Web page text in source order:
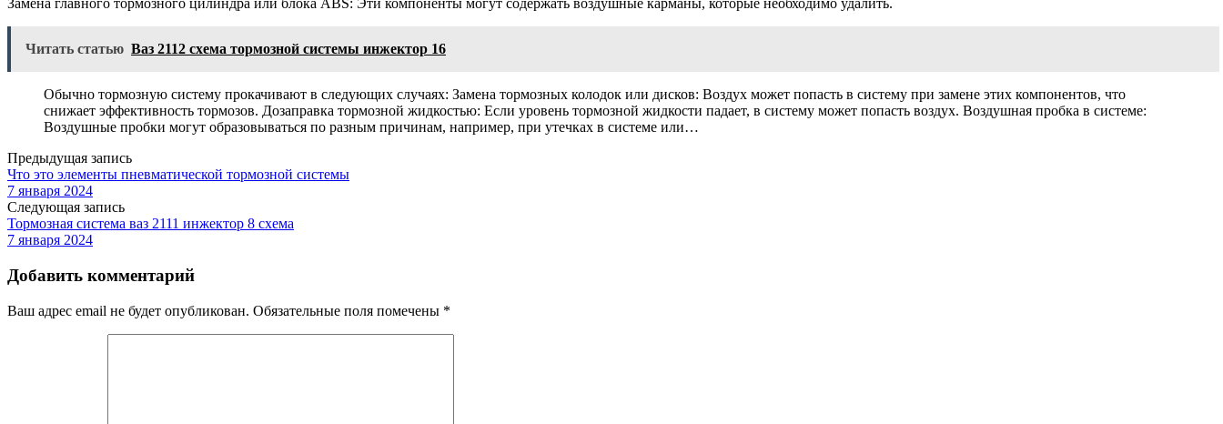
Замена главного тормозного цилиндра или блока ABS: Эти компоненты могут содержать воздушные карманы, которые необходимо удалить.
Читать статью Ваз 2112 схема тормозной системы инжектор 16
Обычно тормозную систему прокачивают в следующих случаях: Замена тормозных колодок или дисков: Воздух может попасть в систему при замене этих компонентов, что
снижает эффективность тормозов. Дозаправка тормозной жидкостью: Если уровень тормозной жидкости падает, в систему может попасть воздух. Воздушная пробка в системе:
Воздушные пробки могут образовываться по разным причинам, например, при утечках в системе или…
Предыдущая запись
Что это элементы пневматической тормозной системы
7 января 2024
Следующая запись
Тормозная система ваз 2111 инжектор 8 схема
7 января 2024
Добавить комментарий
Ваш адрес email не будет опубликован. Обязательные поля помечены *